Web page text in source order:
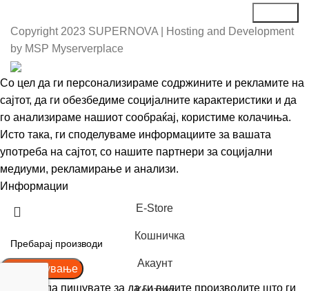
Copyright 2023 SUPERNOVA | Hosting and Development
by MSP Myserverplace
Со цел да ги персонализираме содржините и рекламите на
сајтот, да ги обезбедиме социјалните карактеристики и да
го анализираме нашиот сообраќај, користиме колачиња.
Исто така, ги споделуваме информациите за вашата
употреба на сајтот, со нашите партнери за социјални
медиуми, рекламирање и анализи.
Информации
Пребарување
Почнете да пишувате за да ги видите производите што ги
Е-Store
Кошничка
Акаунт